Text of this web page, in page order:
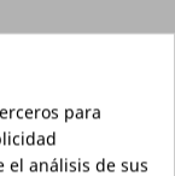
para
el análisis de sus